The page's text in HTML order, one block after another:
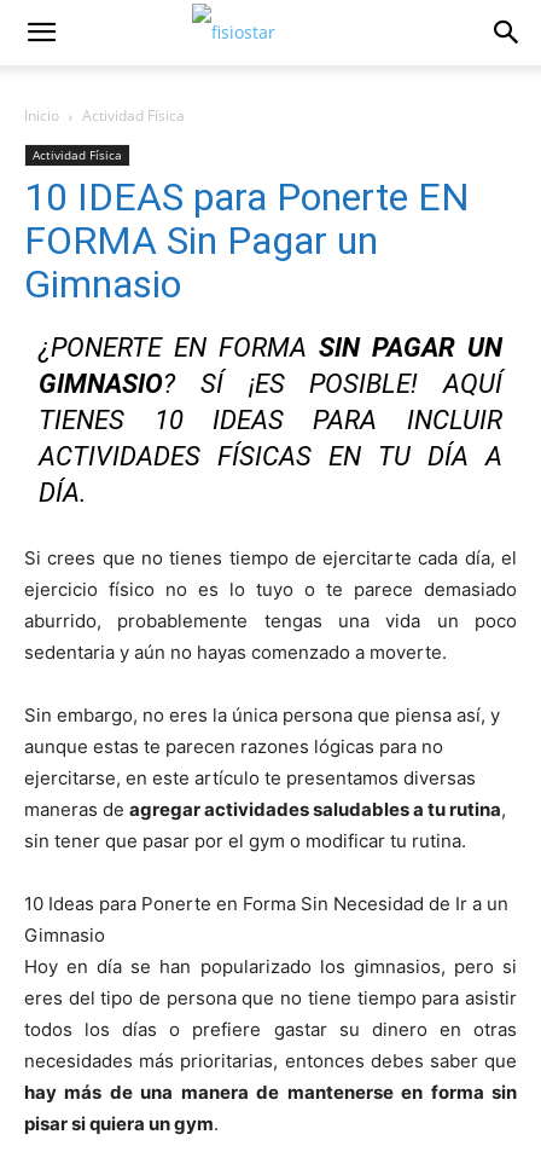
Inicio Actividad Fí­sica
Actividad Fí­sica
10 IDEAS para Ponerte EN
FORMA Sin Pagar un
Gimnasio
¿PONERTE EN FORMA SIN PAGAR UN
GIMNASIO? SÍ ¡ES POSIBLE! AQUÍ
TIENES 10 IDEAS PARA INCLUIR
ACTIVIDADES FÍSICAS EN TU DÍA A
DÍA.
Si crees que no tienes tiempo de ejercitarte cada día, el
ejercicio físico no es lo tuyo o te parece demasiado
aburrido, probablemente tengas una vida un poco
sedentaria y aún no hayas comenzado a moverte.
Sin embargo, no eres la única persona que piensa así, y
aunque estas te parecen razones lógicas para no
ejercitarse, en este artículo te presentamos diversas
maneras de agregar actividades saludables a tu rutina,
sin tener que pasar por el gym o modificar tu rutina.
10 Ideas para Ponerte en Forma Sin Necesidad de Ir a un
Gimnasio
Hoy en día se han popularizado los gimnasios, pero si
eres del tipo de persona que no tiene tiempo para asistir
todos los días o prefiere gastar su dinero en otras
necesidades más prioritarias, entonces debes saber que
hay más de una manera de mantenerse en forma sin
pisar si quiera un gym.